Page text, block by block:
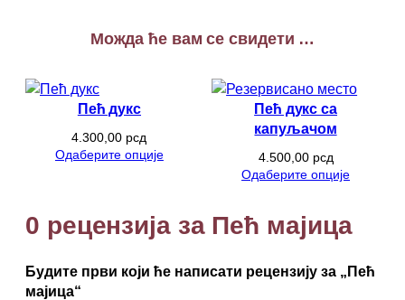
к
а
Можда ће вам се свидети …
Пећ дукс
4.300,00 рсд
Одаберите опције
Пећ дукс са
капуљачом
4.500,00 рсд
Одаберите опције
0 рецензија за Пећ мајица
Будите први који ће написати рецензију за „Пећ
мајица“